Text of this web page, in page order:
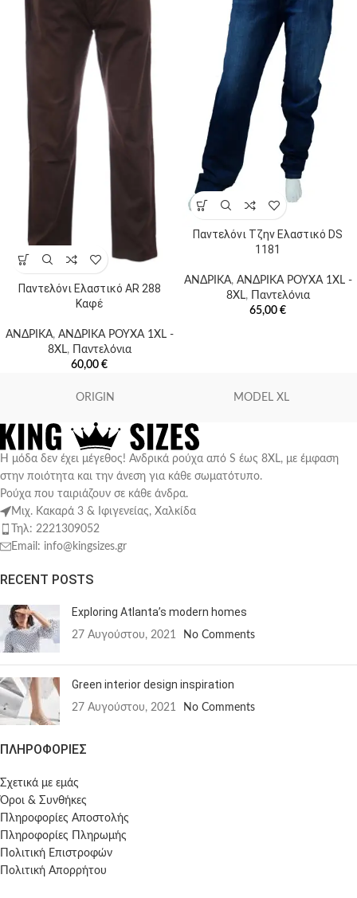
Παντελόνι Ελαστικό AR 288
Καφέ
ΑΝΔΡΙΚΑ, ΑΝΔΡΙΚΑ ΡΟΥΧΑ 1XL -
8XL,
Παντελόνια
60,00 €
Παντελόνι Τζην Ελαστικό DS
1181
ΑΝΔΡΙΚΑ, ΑΝΔΡΙΚΑ ΡΟΥΧΑ 1XL -
8XL,
Παντελόνια
65,00 €
ORIGIN MODEL XL
Η μόδα δεν έχει μέγεθος! Ανδρικά ρούχα από S έως 8XL, με έμφαση
στην ποιότητα και την άνεση για κάθε σωματότυπο.
Ρούχα που ταιριάζουν σε κάθε άνδρα.
Μιχ. Κακαρά 3 & Ιφιγενείας, Χαλκίδα
Τηλ: 2221309052
Email: info@kingsizes.gr
RECENT POSTS
Exploring Atlanta’s modern homes
27 Αυγούστου, 2021 No Comments
Green interior design inspiration
27 Αυγούστου, 2021 No Comments
ΠΛΗΡΟΦΟΡΙΕΣ
Σχετικά με εμάς
Όροι & Συνθήκες
Πληροφορίες Αποστολής
Πληροφορίες Πληρωμής
Πολιτική Επιστροφών
Πολιτική Απορρήτου